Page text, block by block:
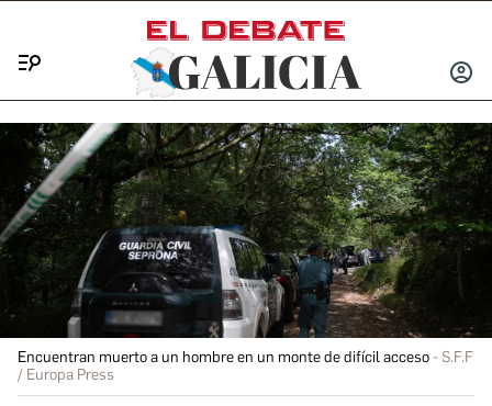
INICIAR
Encuentran muerto a un hombre en un monte de difícil acceso
S.F.F
/ Europa Press